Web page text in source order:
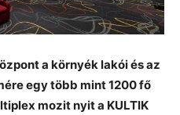
a környék lakói és az
egy több mint 1200 fő
mozit nyit a KULTIK